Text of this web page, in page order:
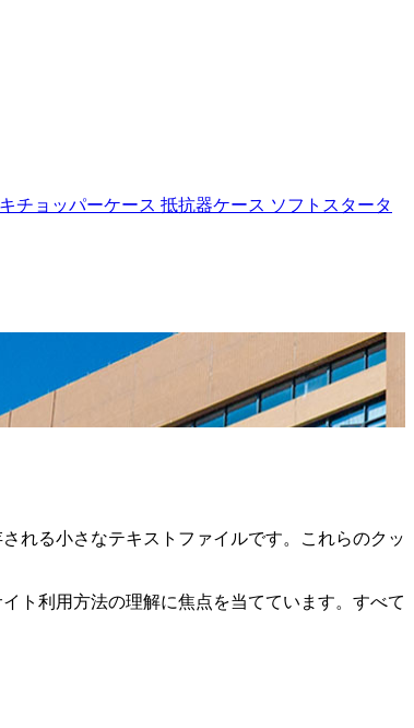
チョッパーケース 抵抗器ケース ソフトスタータ
れる小さなテキストファイルです。これらのクッ
ト利用方法の理解に焦点を当てています。すべて